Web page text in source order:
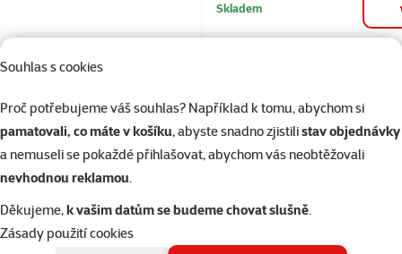
Souhlas s cookies
Proč potřebujeme váš souhlas? Například k tomu, abychom si
pamatovali, co máte v košíku, abyste snadno zjistilistav objednávky
a nemuseli se pokaždé přihlašovat, abychom vás neobtěžovali
nevhodnou reklamou.
Děkujeme,k vašim datům se budeme chovat slušně.
Zásady použití cookies
Skladem
Toaleta
rohová